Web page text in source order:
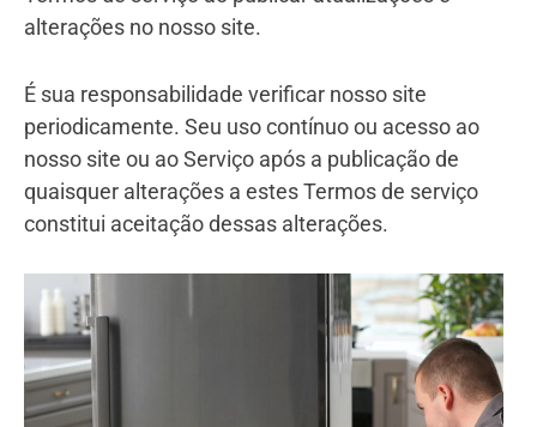
alterações no nosso site.
É sua responsabilidade verificar nosso site
periodicamente. Seu uso contínuo ou acesso ao
nosso site ou ao Serviço após a publicação de
quaisquer alterações a estes Termos de serviço
constitui aceitação dessas alterações.